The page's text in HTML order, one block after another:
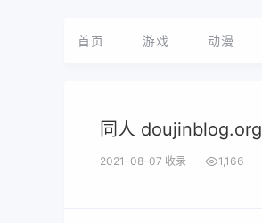
首页 游戏 动漫
同人 doujinblog.org
2021-08-07 收录 1,166